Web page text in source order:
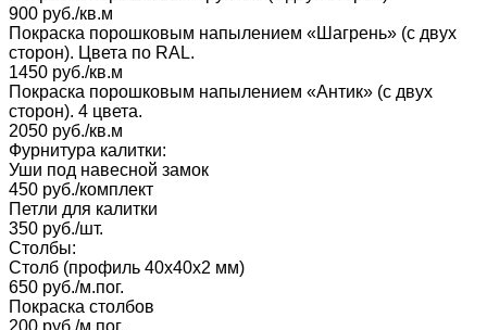
900 руб./кв.м
Покраска порошковым напылением «Шагрень» (с двух
сторон). Цвета по RAL.
1450 руб./кв.м
Покраска порошковым напылением «Антик» (с двух
сторон). 4 цвета.
2050 руб./кв.м
Фурнитура калитки:
Уши под навесной замок
450 руб./комплект
Петли для калитки
350 руб./шт.
Столбы:
Столб (профиль 40х40х2 мм)
650 руб./м.пог.
Покраска столбов